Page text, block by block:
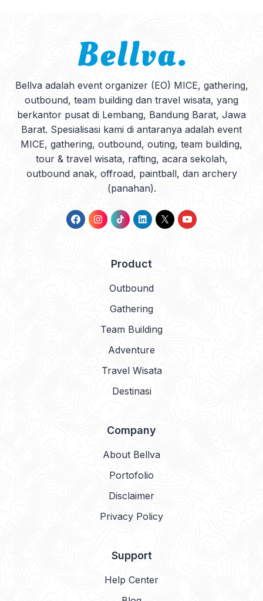
Bellva adalah event organizer (EO) MICE, gathering,
outbound, team building dan travel wisata, yang
berkantor pusat di Lembang, Bandung Barat, Jawa
Barat. Spesialisasi kami di antaranya adalah event
MICE, gathering, outbound, outing, team building,
tour & travel wisata, rafting, acara sekolah,
outbound anak, offroad, paintball, dan archery
(panahan).
Product
Outbound
Gathering
Team Building
Adventure
Travel Wisata
Destinasi
Company
About Bellva
Portofolio
Disclaimer
Privacy Policy
Support
Help Center